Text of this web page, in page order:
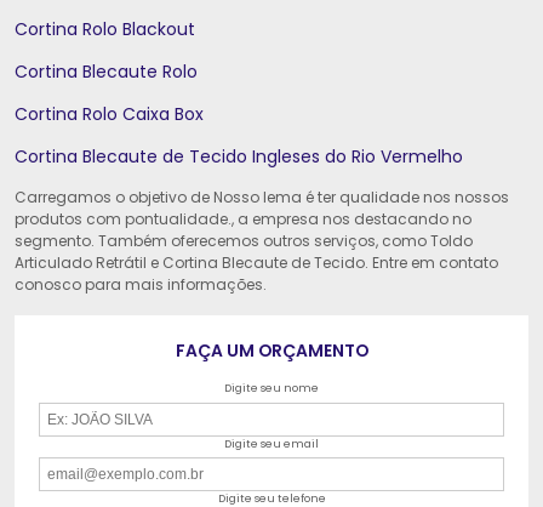
Cortina Rolo Blackout
Cortina Blecaute Rolo
Cortina Rolo Caixa Box
Cortina Blecaute de Tecido Ingleses do Rio Vermelho
Carregamos o objetivo de Nosso lema é ter qualidade nos nossos
produtos com pontualidade., a empresa nos destacando no
segmento. Também oferecemos outros serviços, como Toldo
Articulado Retrátil e Cortina Blecaute de Tecido. Entre em contato
conosco para mais informações.
FAÇA UM ORÇAMENTO
Digite seu nome
Digite seu email
Digite seu telefone